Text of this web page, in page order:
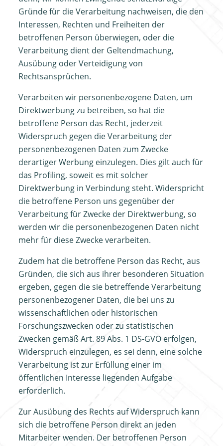
Gründe für die Verarbeitung nachweisen, die den
Interessen, Rechten und Freiheiten der
betroffenen Person überwiegen, oder die
Verarbeitung dient der Geltendmachung,
Ausübung oder Verteidigung von
Rechtsansprüchen.
Verarbeiten wir personenbezogene Daten, um
Direktwerbung zu betreiben, so hat die
betroffene Person das Recht, jederzeit
Widerspruch gegen die Verarbeitung der
personenbezogenen Daten zum Zwecke
derartiger Werbung einzulegen. Dies gilt auch für
das Profiling, soweit es mit solcher
Direktwerbung in Verbindung steht. Widerspricht
die betroffene Person uns gegenüber der
Verarbeitung für Zwecke der Direktwerbung, so
werden wir die personenbezogenen Daten nicht
mehr für diese Zwecke verarbeiten.
Zudem hat die betroffene Person das Recht, aus
Gründen, die sich aus ihrer besonderen Situation
ergeben, gegen die sie betreffende Verarbeitung
personenbezogener Daten, die bei uns zu
wissenschaftlichen oder historischen
Forschungszwecken oder zu statistischen
Zwecken gemäß Art. 89 Abs. 1 DS-GVO erfolgen,
Widerspruch einzulegen, es sei denn, eine solche
Verarbeitung ist zur Erfüllung einer im
öffentlichen Interesse liegenden Aufgabe
erforderlich.
Zur Ausübung des Rechts auf Widerspruch kann
sich die betroffene Person direkt an jeden
Mitarbeiter wenden. Der betroffenen Person